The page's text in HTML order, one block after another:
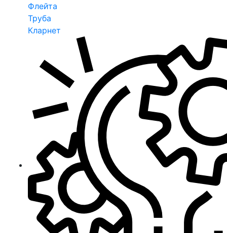
Флейта
Труба
Кларнет